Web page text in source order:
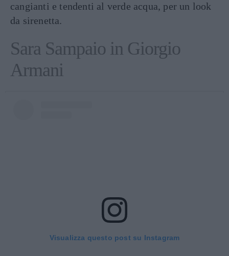
cangianti e tendenti al verde acqua, per un look
da sirenetta.
Sara Sampaio in Giorgio
Armani
Visualizza questo post su Instagram